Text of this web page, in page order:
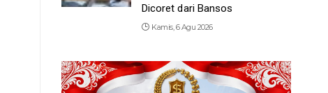
Dicoret dari Bansos
Kamis, 6 Agu 2026